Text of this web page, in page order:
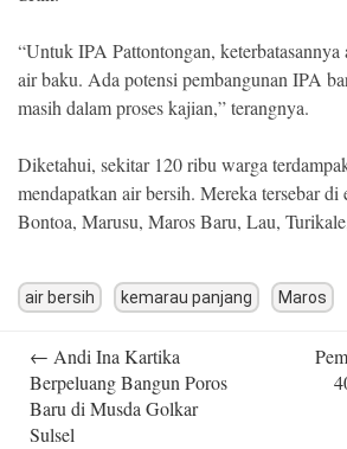
“Untuk IPA Pattontongan, keterbatasannya
air baku. Ada potensi pembangunan IPA
masih dalam proses kajian,” terangnya.
Diketahui, sekitar 120 ribu warga
mendapatkan air bersih. Mereka tersebar di
Bontoa, Marusu, Maros Baru, Lau,
air bersih kemarau panjang Maros
navigation
← Andi Ina Kartika
Berpeluang Bangun Poros
Baru di Musda Golkar
Sulsel